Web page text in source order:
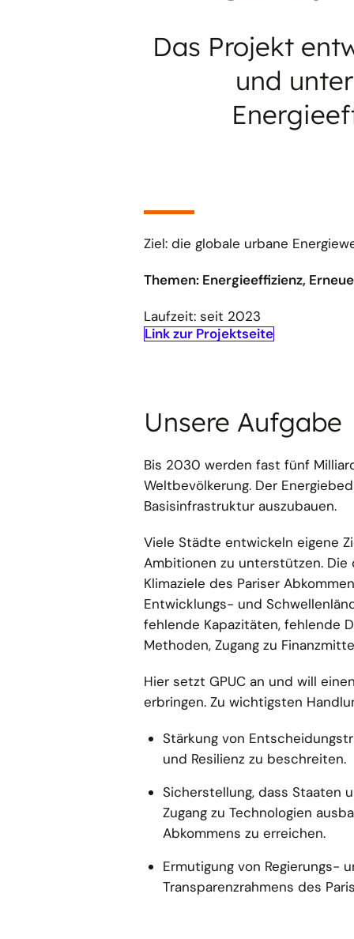
Das Projekt
und
Ziel: die globale urbane
Themen: Energieeffizienz,
Laufzeit: seit 2023
Link zur Projektseite
Unsere Aufgabe
Bis 2030 werden fast fünf
Weltbevölkerung. Der
Basisinfrastruktur auszubauen.
Viele Städte entwickeln eigene
Ambitionen zu unterstützen.
Klimaziele des Pariser
Entwicklungs- und
fehlende Kapazitäten, fehlende
Methoden, Zugang zu
Hier setzt GPUC an und will
erbringen. Zu wichtigsten
Stärkung von
und Resilienz zu beschreiten.
Sicherstellung, dass Staaten
Zugang zu Technologien
Abkommens zu erreichen.
Ermutigung von Regierungs-
Transparenzrahmens des